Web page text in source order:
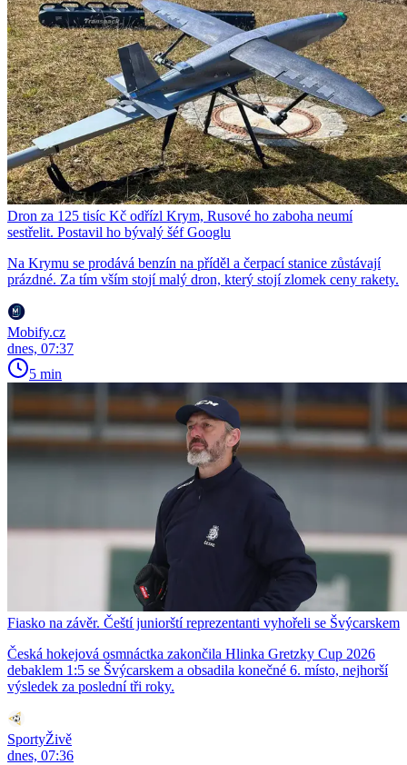
Dron za 125 tisíc Kč odřízl Krym, Rusové ho zaboha neumí
sestřelit. Postavil ho bývalý šéf Googlu
Na Krymu se prodává benzín na příděl a čerpací stanice zůstávají
prázdné. Za tím vším stojí malý dron, který stojí zlomek ceny rakety.
Mobify.cz
dnes, 07:37
5 min
Fiasko na závěr. Čeští juniorští reprezentanti vyhořeli se Švýcarskem
Česká hokejová osmnáctka zakončila Hlinka Gretzky Cup 2026
debaklem 1:5 se Švýcarskem a obsadila konečné 6. místo, nejhorší
výsledek za poslední tři roky.
SportyŽivě
dnes, 07:36